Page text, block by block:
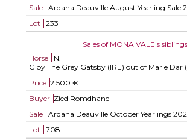
Sale
Arqana Deauville August Yearling Sale
Lot
233
Sales of MONA VALE's siblings
Horse
N.
C by The Grey Gatsby (IRE) out of Marie Dar
Price 2.500 €
Buyer Zied Romdhane
Sale
Arqana Deauville October Yearlings
Lot
708